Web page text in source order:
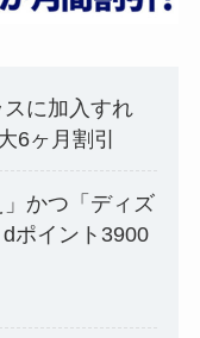
に加入すれ
6ヶ月割引
」かつ「ディズ
ポイント3900